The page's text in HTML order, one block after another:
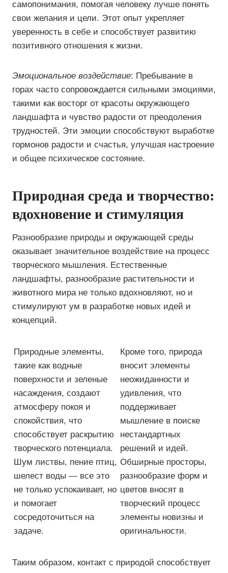
самопонимания, помогая человеку лучше понять
свои желания и цели. Этот опыт укрепляет
уверенность в себе и способствует развитию
позитивного отношения к жизни.
Эмоциональное воздействие: Пребывание в
горах часто сопровождается сильными эмоциями,
такими как восторг от красоты окружающего
ландшафта и чувство радости от преодоления
трудностей. Эти эмоции способствуют выработке
гормонов радости и счастья, улучшая настроение
и общее психическое состояние.
Природная среда и творчество:
вдохновение и стимуляция
Разнообразие природы и окружающей среды
оказывает значительное воздействие на процесс
творческого мышления. Естественные
ландшафты, разнообразие растительности и
животного мира не только вдохновляют, но и
стимулируют ум в разработке новых идей и
концепций.
Природные элементы,
такие как водные
поверхности и зеленые
насаждения, создают
атмосферу покоя и
спокойствия, что
способствует раскрытию
творческого потенциала.
Шум листвы, пение птиц,
шелест воды — все это
не только успокаивает, но
и помогает
сосредоточиться на
задаче.
Кроме того, природа
вносит элементы
неожиданности и
удивления, что
поддерживает
мышление в поиске
нестандартных
решений и идей.
Обширные просторы,
разнообразие форм и
цветов вносят в
творческий процесс
элементы новизны и
оригинальности.
Таким образом, контакт с природой способствует